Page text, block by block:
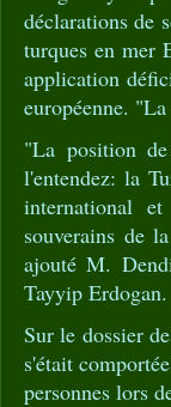
déclarations de
turques en mer
application
européenne.
"La position
l'entendez: la
international
souverains de
ajouté M.
Tayyip Erdogan.
Sur le dossier
s'était
personnes lors